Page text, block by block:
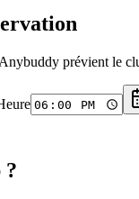
prévient le
?